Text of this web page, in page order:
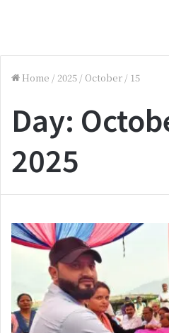
Home /2025 / October / 15
Day:
2025